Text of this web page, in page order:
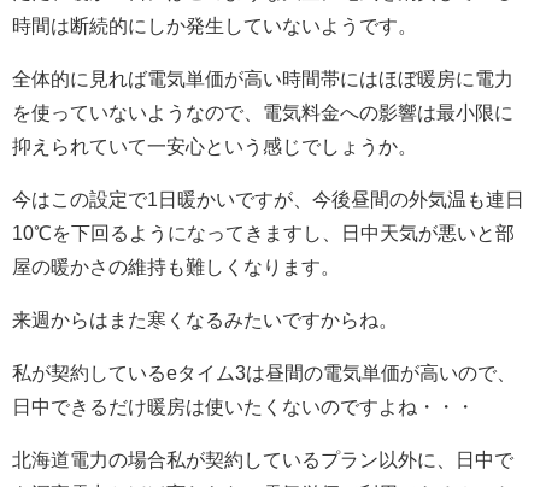
時間は断続的にしか発生していないようです。
全体的に見れば電気単価が高い時間帯にはほぼ暖房に電力
を使っていないようなので、電気料金への影響は最小限に
抑えられていて一安心という感じでしょうか。
今はこの設定で1日暖かいですが、今後昼間の外気温も連日
10℃を下回るようになってきますし、日中天気が悪いと部
屋の暖かさの維持も難しくなります。
来週からはまた寒くなるみたいですからね。
私が契約しているeタイム3は昼間の電気単価が高いので、
日中できるだけ暖房は使いたくないのですよね・・・
北海道電力の場合私が契約しているプラン以外に、日中で